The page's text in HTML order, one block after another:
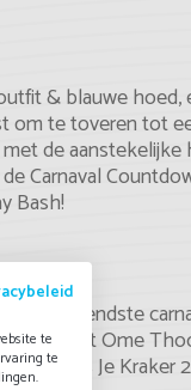
& blauwe hoed,
te toveren tot
de aanstekelijke
Carnaval
Bash!
de bekendste
brengt Ome
bij Kies Je Kraker
te
te